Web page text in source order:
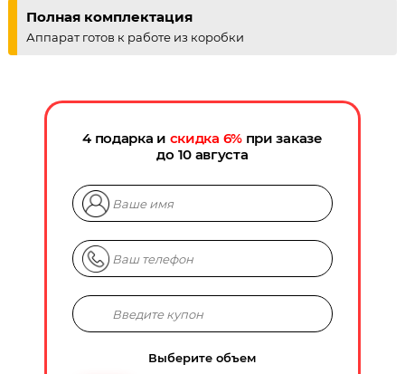
Полная комплектация
Аппарат готов к работе из коробки
4 подарка и скидка 6%при заказе
Выберите объем